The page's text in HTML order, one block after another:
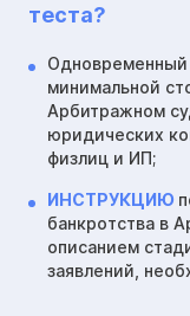
теста?
Одновременный
минимальной
Арбитражном
юридических
физлиц и ИП;
ИНСТРУКЦИЮ
банкротства в
описанием
заявлений,